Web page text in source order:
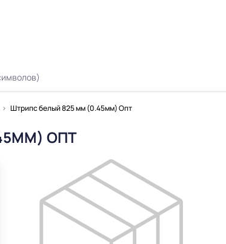
Штрипс белый 825 мм (0.45мм) Опт
ОПТ